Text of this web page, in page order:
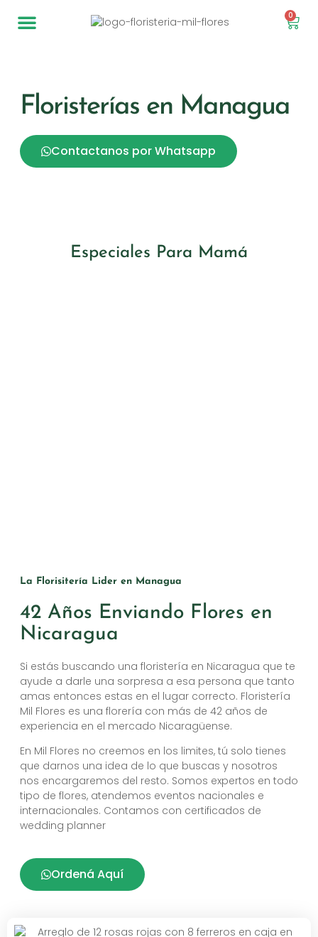
0
Floristerías en Managua
Contactanos por Whatsapp
Especiales Para Mamá
La Florisitería Lider en Managua
42 Años Enviando Flores en
Nicaragua
Si estás buscando una floristería en Nicaragua que te
ayude a darle una sorpresa a esa persona que tanto
amas entonces estas en el lugar correcto. Floristería
Mil Flores es una florería con más de 42 años de
experiencia en el mercado Nicaragüense.
En Mil Flores no creemos en los limites, tú solo tienes
que darnos una idea de lo que buscas y nosotros
nos encargaremos del resto. Somos expertos en todo
tipo de flores, atendemos eventos nacionales e
internacionales. Contamos con certificados de
wedding planner
Ordená Aquí